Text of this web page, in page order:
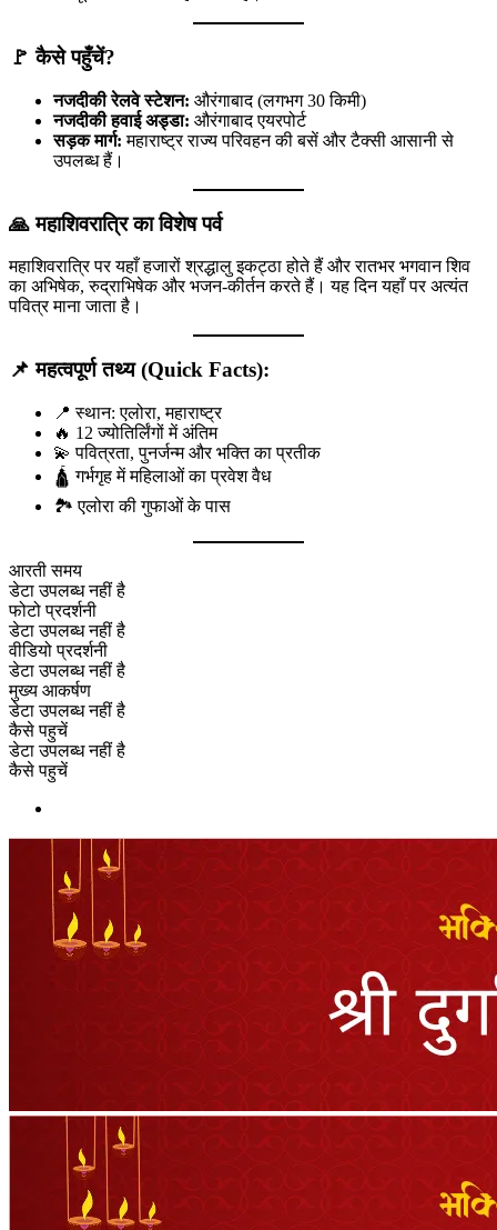
🚩कैसे पहुँचें?
नजदीकी रेलवे स्टेशन: औरंगाबाद (लगभग 30 किमी)
नजदीकी हवाई अड्डा: औरंगाबाद एयरपोर्ट
सड़क मार्ग: महाराष्ट्र राज्य परिवहन की बसें और टैक्सी आसानी से
उपलब्ध हैं।
🙏महाशिवरात्रि का विशेष पर्व
महाशिवरात्रि पर यहाँ हजारों श्रद्धालु इकट्ठा होते हैं और रातभर भगवान शिव
का अभिषेक, रुद्राभिषेक और भजन-कीर्तन करते हैं। यह दिन यहाँ पर अत्यंत
पवित्र माना जाता है।
📌महत्वपूर्ण तथ्य (Quick Facts):
📍 स्थान: एलोरा, महाराष्ट्र
🔥 12 ज्योतिर्लिंगों में अंतिम
💫 पवित्रता, पुनर्जन्म और भक्ति का प्रतीक
🛕 गर्भगृह में महिलाओं का प्रवेश वैध
🏞 एलोरा की गुफाओं के पास
आरती समय
डेटा उपलब्ध नहीं है
फोटो प्रदर्शनी
डेटा उपलब्ध नहीं है
वीडियो प्रदर्शनी
डेटा उपलब्ध नहीं है
मुख्य आकर्षण
डेटा उपलब्ध नहीं है
कैसे पहुचें
डेटा उपलब्ध नहीं है
कैसे पहुचें